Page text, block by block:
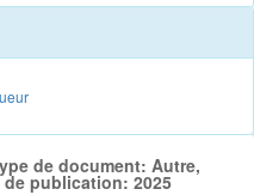
de document: Autre,
de publication: 2025